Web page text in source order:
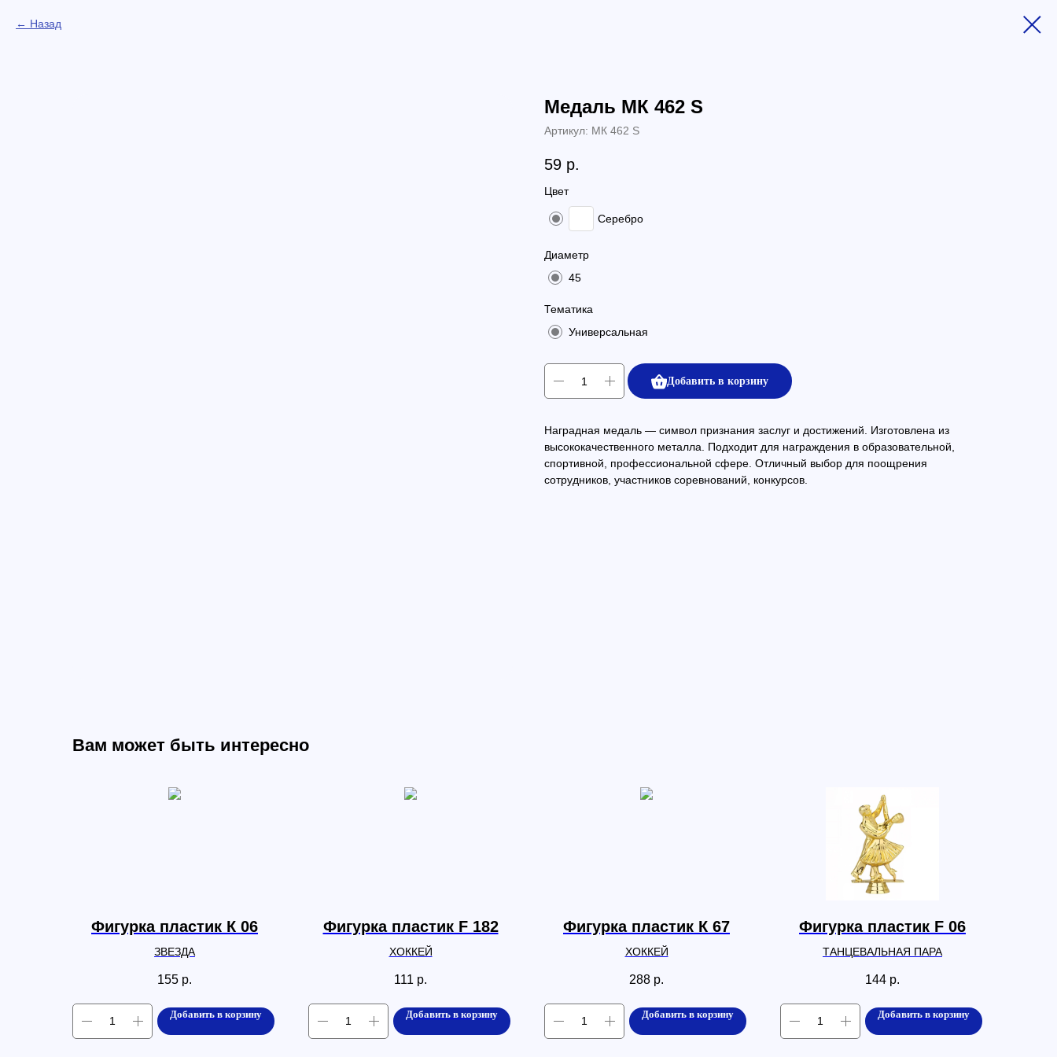
Назад
Медаль МК 462 S
Артикул: МК 462 S
59 р.
Цвет
Серебро
Диаметр
45
Тематика
Универсальная
Добавить в корзину
Наградная медаль — символ признания заслуг и достижений. Изготовлена из
высококачественного металла. Подходит для награждения в образовательной,
спортивной, профессиональной сфере. Отличный выбор для поощрения
сотрудников, участников соревнований, конкурсов.
Вам может быть интересно
Фигурка пластик К 06
ЗВЕЗДА
155 р.
Добавить в корзину
Фигурка пластик F 182
ХОККЕЙ
111 р.
Добавить в корзину
Фигурка пластик К 67
ХОККЕЙ
288 р.
Добавить в корзину
Фигурка пластик F 06
ТАНЦЕВАЛЬНАЯ ПАРА
144 р.
Добавить в корзину